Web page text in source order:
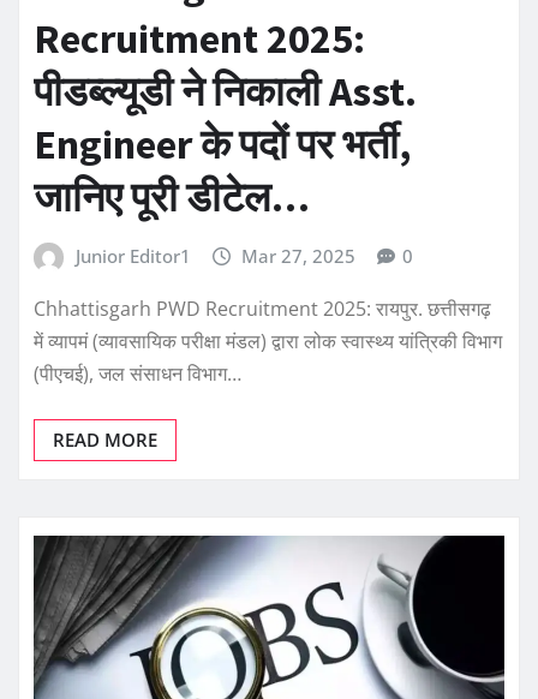
Recruitment 2025:
पीडब्ल्यूडी ने निकाली Asst.
Engineer के पदों पर भर्ती,
जानिए पूरी डीटेल…
Junior Editor1 Mar 27, 2025 0
Chhattisgarh PWD Recruitment 2025: रायपुर. छत्तीसगढ़
में व्यापमं (व्यावसायिक परीक्षा मंडल) द्वारा लोक स्वास्थ्य यांत्रिकी विभाग
(पीएचई), जल संसाधन विभाग…
READ MORE